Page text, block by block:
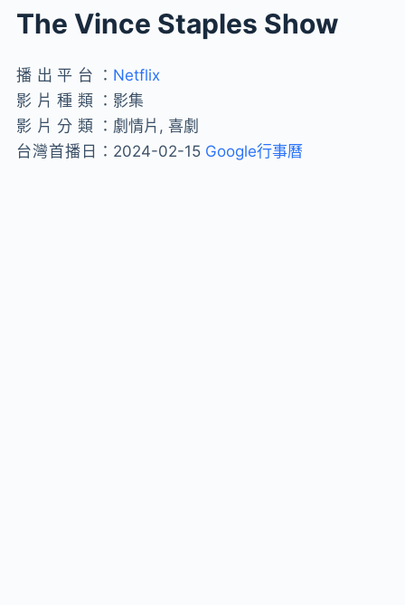
The Vince Staples Show
播出平台： Netflix
影片種類： 影集
影片分類： 劇情片, 喜劇
台灣首播日： 2024-02-15 Google行事曆